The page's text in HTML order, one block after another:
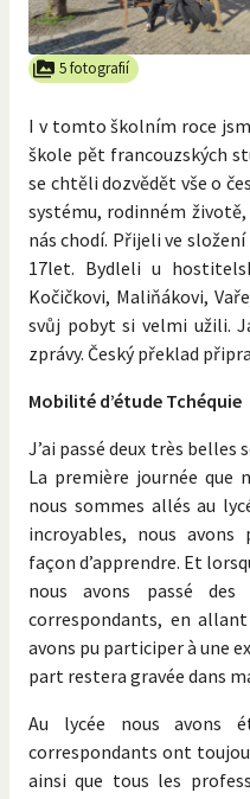
5 fotografií
I v tomto školním roce
škole pět francouzských
se chtěli dozvědět vše o
systému, rodinném
nás chodí. Přijeli ve
17let. Bydleli u
Kočičkovi, Maliňákovi,
svůj pobyt si velmi užili.
zprávy. Český překlad
Mobilité d’étude Tchéquie
J’ai passé deux très
La première journée que
nous sommes allés au
incroyables, nous
façon d’apprendre. Et
nous avons passé
correspondants, en
avons pu participer à une
part restera gravée dans
Au lycée nous avons
correspondants ont
ainsi que tous les